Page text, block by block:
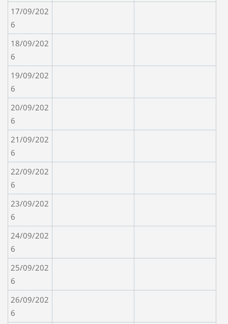
17/09/202
6
18/09/202
6
19/09/202
6
20/09/202
6
21/09/202
6
22/09/202
6
23/09/202
6
24/09/202
6
25/09/202
6
26/09/202
6